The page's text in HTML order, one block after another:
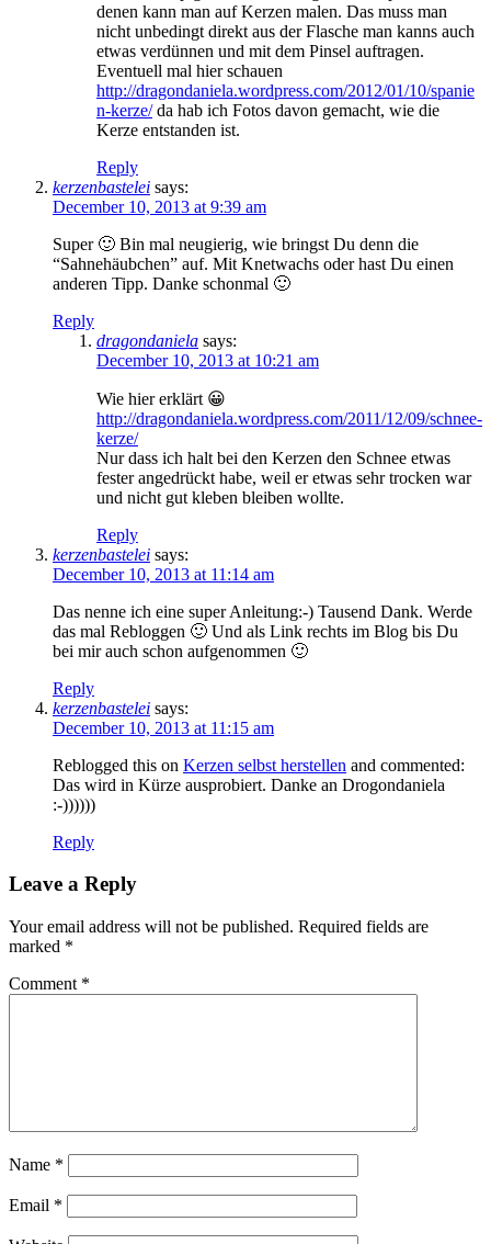
denen kann man auf Kerzen malen. Das muss man
nicht unbedingt direkt aus der Flasche man kanns auch
etwas verdünnen und mit dem Pinsel auftragen.
Eventuell mal hier schauen
http://dragondaniela.wordpress.com/2012/01/10/spanie
n-kerze/da hab ich Fotos davon gemacht, wie die
Kerze entstanden ist.
Reply
kerzenbastelei says:
December 10, 2013 at 9:39 am
Super 🙂 Bin mal neugierig, wie bringst Du denn die
“Sahnehäubchen” auf. Mit Knetwachs oder hast Du einen
anderen Tipp. Danke schonmal 🙂
Reply
dragondaniela says:
December 10, 2013 at 10:21 am
Wie hier erklärt 😀
http://dragondaniela.wordpress.com/2011/12/09/schnee-
kerze/
Nur dass ich halt bei den Kerzen den Schnee etwas
fester angedrückt habe, weil er etwas sehr trocken war
und nicht gut kleben bleiben wollte.
Reply
kerzenbastelei says:
December 10, 2013 at 11:14 am
Das nenne ich eine super Anleitung:-) Tausend Dank. Werde
das mal Rebloggen 🙂 Und als Link rechts im Blog bis Du
bei mir auch schon aufgenommen 🙂
Reply
kerzenbastelei says:
December 10, 2013 at 11:15 am
Reblogged this on Kerzen selbst herstellen and commented:
Das wird in Kürze ausprobiert. Danke an Drogondaniela
:-))))))
Reply
Leave a Reply
Your email address will not be published. Required fields are
marked *
Comment *
Name *
Email *